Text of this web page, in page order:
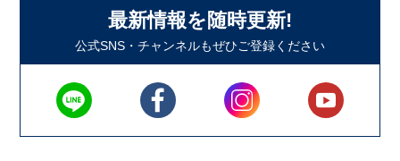
最新情報を随時更新!
公式SNS・チャンネルもぜひご登録ください